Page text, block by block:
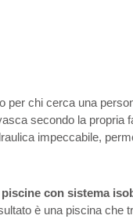
chi cerca una
secondo la
impeccabile,
con sistema
è una piscina che